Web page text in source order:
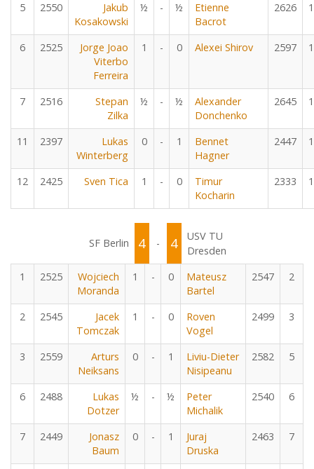
5 2550
Jakub
Kosakowski
½ - ½
Etienne
Bacrot
2626
6 2525
Jorge Joao
Viterbo
Ferreira
1 - 0 Alexei Shirov 2597
7 2516
Stepan
Zilka
½ - ½
Alexander
Donchenko
2645
11 2397
Lukas
Winterberg
0 - 1
Bennet
Hagner
2447
12 2425 Sven Tica 1 - 0
Timur
Kocharin
2333
SF Berlin 4 - 4
USV TU
Dresden
1
2525
Wojciech
Moranda
1 - 0
Mateusz
Bartel
2547 2
2 2545
Jacek
Tomczak
1 - 0
Roven
Vogel
2499 3
3 2559
Arturs
Neiksans
0 - 1
Liviu-Dieter
Nisipeanu
2582 5
6 2488
Lukas
Dotzer
½ - ½
Peter
Michalik
2540 6
7 2449
Jonasz
Baum
0 - 1
Juraj
Druska
2463 7